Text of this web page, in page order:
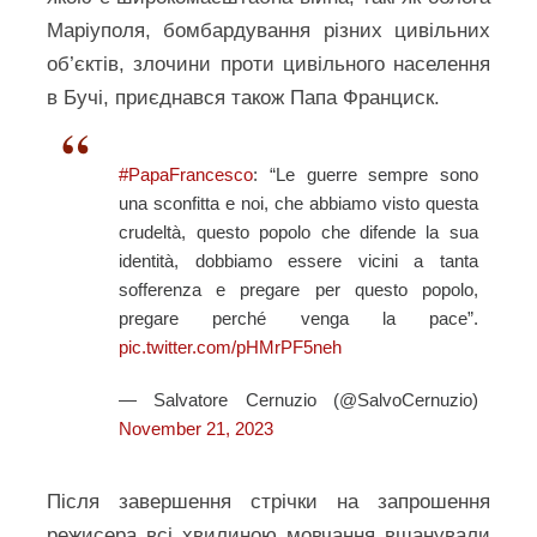
Маріуполя, бомбардування різних цивільних
об’єктів, злочини проти цивільного населення
в Бучі, приєднався також Папа Франциск.
#PapaFrancesco: “Le guerre sempre sono
una sconfitta e noi, che abbiamo visto questa
crudeltà, questo popolo che difende la sua
identità, dobbiamo essere vicini a tanta
sofferenza e pregare per questo popolo,
pregare perché venga la pace”.
pic.twitter.com/pHMrPF5neh
— Salvatore Cernuzio (@SalvoCernuzio)
November 21, 2023
Після завершення стрічки на запрошення